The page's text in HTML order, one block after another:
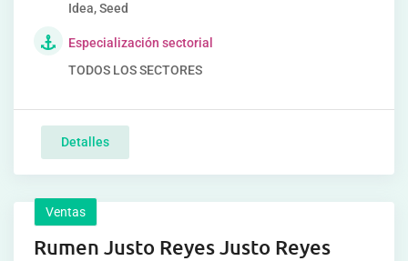
Idea, Seed
Especialización sectorial
TODOS LOS SECTORES
Detalles
Ventas
Rumen Justo Reyes Justo Reyes